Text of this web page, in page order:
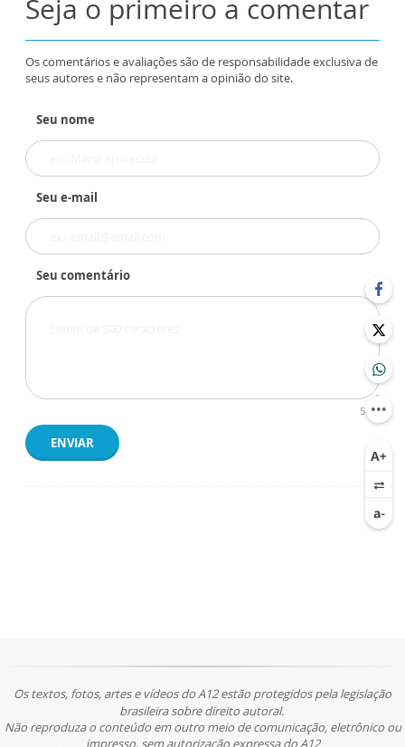
Seja o primeiro a comentar
Os comentários e avaliações são de responsabilidade exclusiva de
seus autores e não representam a opinião do site.
Seu nome
Seu e-mail
Seu comentário
500
ENVIAR
Os textos, fotos, artes e vídeos do A12 estão protegidos pela legislação
brasileira sobre direito autoral.
Não reproduza o conteúdo em outro meio de comunicação, eletrônico ou
impresso, sem autorização expressa do A12